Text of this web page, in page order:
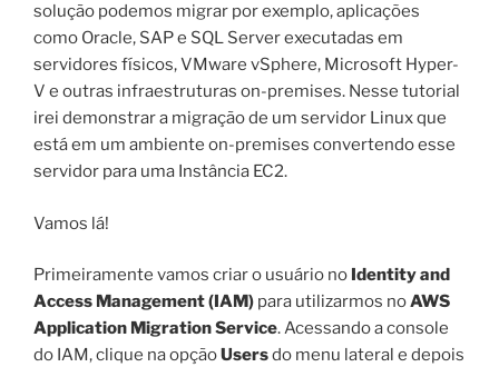
solução podemos migrar por exemplo, aplicações
como Oracle, SAP e SQL Server executadas em
servidores físicos, VMware vSphere, Microsoft Hyper-
V e outras infraestruturas on-premises. Nesse tutorial
irei demonstrar a migração de um servidor Linux que
está em um ambiente on-premises convertendo esse
servidor para uma Instância EC2.
Vamos lá!
Primeiramente vamos criar o usuário no Identity and
Access Management (IAM) para utilizarmos noAWS
Application Migration Service. Acessando a console
do IAM, clique na opçãoUsersdo menu lateral e depois